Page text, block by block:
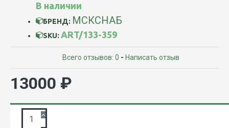
В наличии
БРЕНД: МСКСНАБ
SKU: ART/133-359
Всего отзывов: 0 - Написать отзыв
13000 ₽